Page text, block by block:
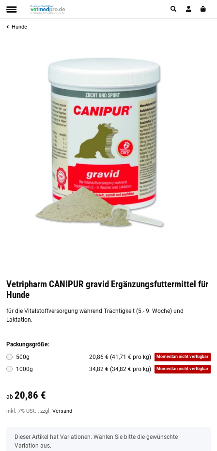
Hunde
Vetripharm CANIPUR gravid Ergänzungsfuttermittel für
Hunde
für die Vitalstoffversorgung während Trächtigkeit (5.- 9. Woche) und
Laktation.
Packungsgröße:
500g
20,86 € (41,71 € pro kg) Momentan nicht verfügbar
1000g 34,82 € (34,82 € pro kg) Momentan nicht verfügbar
ab 20,86 €
inkl. 7% USt. , zzgl. Versand
xDieser Artikel hat Variationen. Wählen Sie bitte die gewünschte
Variation aus.